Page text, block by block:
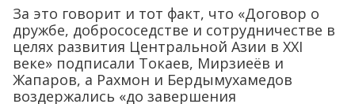
За это говорит и тот факт, что «Договор о
дружбе, добрососедстве и сотрудничестве в
целях развития Центральной Азии в XXI
веке» подписали Токаев, Мирзиеёв и
Жапаров, а Рахмон и Бердымухамедов
воздержались «до завершения